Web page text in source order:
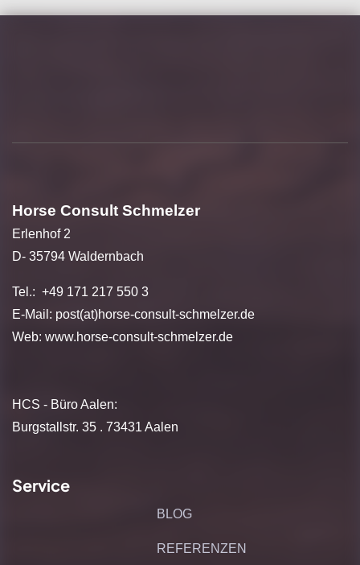
Horse Consult Schmelzer
Erlenhof 2
D- 35794 Waldernbach
Tel.: +49 171 217 550 3
E-Mail: post(at)horse-consult-schmelzer.de
Web: www.horse-consult-schmelzer.de
HCS - Büro Aalen:
Burgstallstr. 35 . 73431 Aalen
Service
BLOG
REFERENZEN